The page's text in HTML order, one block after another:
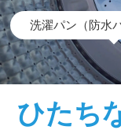
洗濯パン（防水
ひたち